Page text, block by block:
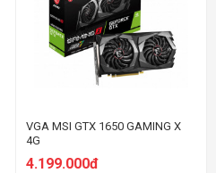
VGA MSI GTX 1650 GAMING X
4G
4.199.000đ